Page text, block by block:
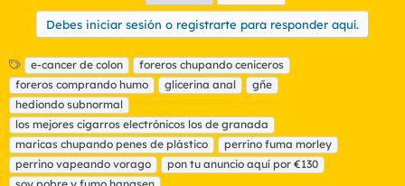
Debes iniciar sesión o registrarte para responder aquí.
E
t
i
q
u
e
t
a
e-cancer de colon
foreros chupando ceniceros
foreros comprando humo
glicerina anal
gñe
hediondo subnormal
los mejores cigarros electrónicos los de granada
maricas chupando penes de plástico
perrino fuma morley
perrino vapeando vorago
pon tu anuncio aquí por €130